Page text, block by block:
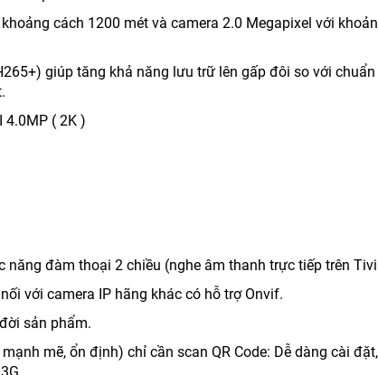
cách 1200 mét và camera 2.0 Megapixel với
giúp tăng khả năng lưu trữ lên gấp đôi so với
4.0MP ( 2K )
năng đàm thoại 2 chiều (nghe âm thanh trực tiếp trên
với camera IP hãng khác có hỗ trợ Onvif.
sản phẩm.
mẽ, ổn định) chỉ cần scan QR Code: Dễ dàng cài